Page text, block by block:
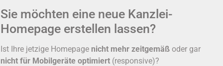
Sie möchten eine neue Kanzlei-
Homepage erstellen lassen?
Ist Ihre jetzige Homepage nicht mehr zeitgemäß oder gar
nicht für Mobilgeräte optimiert (responsive)?